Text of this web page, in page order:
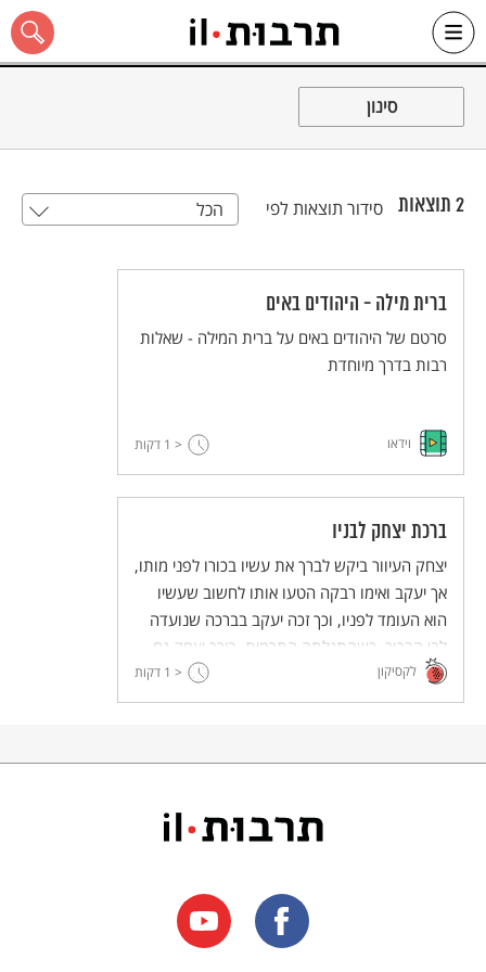
Skip
כל האתר
סינון
2 תוצאות סידור תוצאות לפי הכל
ברית מילה - היהודים באים
סרטם של היהודים באים על ברית המילה - שאלות
רבות בדרך מיוחדת
וידאו < 1 דקות
ברכת יצחק לבניו
יצחק העיוור ביקש לברך את עשיו בכורו לפני מותו,
אך יעקב ואימו רבקה הטעו אותו לחשוב שעשיו
הוא העומד לפניו, וכך זכה יעקב בברכה שנועדה
לבן הבכור. כשהתגלתה התרמית, בירך יצחק גם
את עשיו בברכה פחותה מזו שנועדה לו תחילה.
לקסיקון < 1 דקות